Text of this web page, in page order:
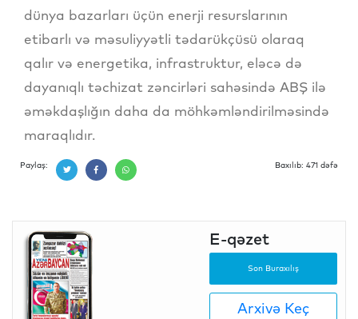
dünya bazarları üçün enerji resurslarının
etibarlı və məsuliyyətli tədarükçüsü olaraq
qalır və energetika, infrastruktur, eləcə də
dayanıqlı təchizat zəncirləri sahəsində ABŞ ilə
əməkdaşlığın daha da möhkəmləndirilməsində
maraqlıdır.
Paylaş: Baxılıb: 471 dəfə
E-qəzet
Son Buraxılış
Arxivə Keç